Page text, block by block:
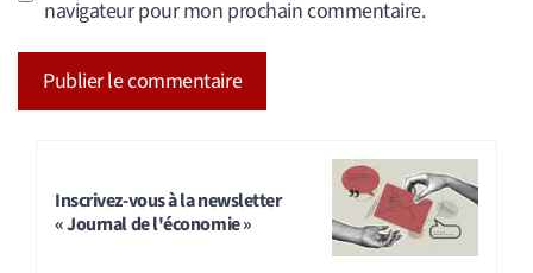
navigateur pour mon prochain commentaire.
Inscrivez-vous à la newsletter
« Journal de l'économie »